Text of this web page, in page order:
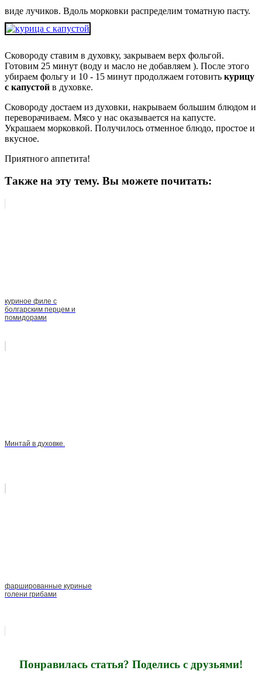
виде лучиков. Вдоль морковки распределим томатную пасту.
Сковороду ставим в духовку, закрываем верх фольгой.
Готовим 25 минут (воду и масло не добавляем ). После этого
убираем фольгу и 10 - 15 минут продолжаем готовить курицу
с капустой в духовке.
Сковороду достаем из духовки, накрываем большим блюдом и
переворачиваем. Мясо у нас оказывается на капусте.
Украшаем морковкой. Получилось отменное блюдо, простое и
вкусное.
Приятного аппетита!
Также на эту тему. Вы можете почитать:
куриное филе с
болгарским перцем и
помидорами
Минтай в духовке.
фаршированные куриные
голени грибами
Понравилась статья? Поделись с друзьями!